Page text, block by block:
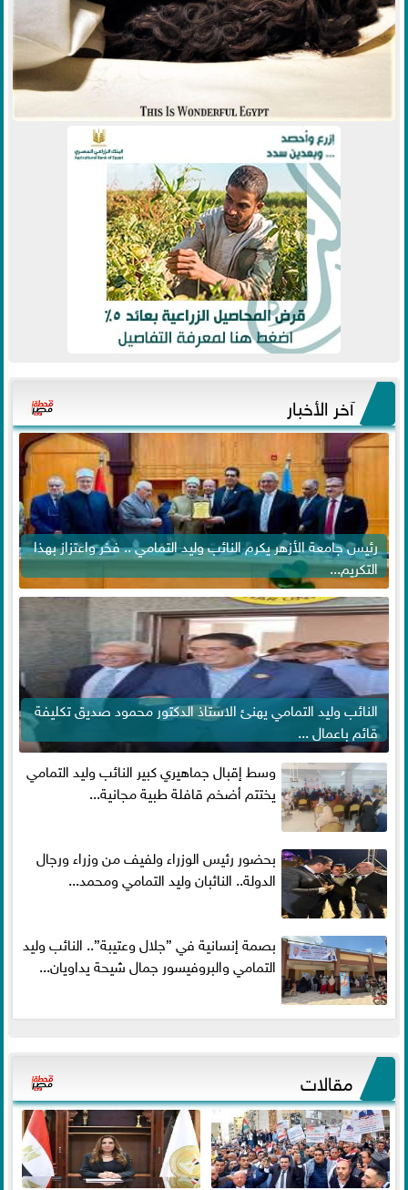
آخر الأخبار
رئيس جامعة الأزهر يكرم النائب وليد التمامي .. فخر واعتزاز بهذا
التكريم...
النائب وليد التمامي يهنئ الاستاذ الدكتور محمود صديق تكليفة
قائم باعمال ...
وسط إقبال جماهيري كبير النائب وليد التمامي
يختتم أضخم قافلة طبية مجانية...
بحضور رئيس الوزراء ولفيف من وزراء ورجال
الدولة.. النائبان وليد التمامي ومحمد...
بصمة إنسانية في ”جلال وعتيبة”.. النائب وليد
التمامي والبروفيسور جمال شيحة يداويان...
مقالات